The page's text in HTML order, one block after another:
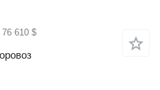
76 610 $